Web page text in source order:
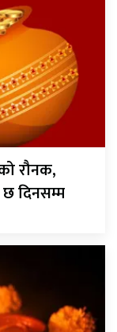
रौनक,
दिनसम्म